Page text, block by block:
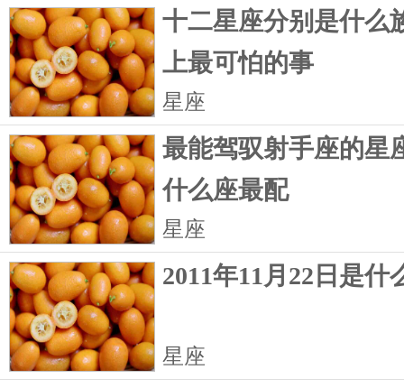
十二星座分别是什么
上最可怕的事
星座
最能驾驭射手座的星
什么座最配
星座
2011年11月22日是什
星座